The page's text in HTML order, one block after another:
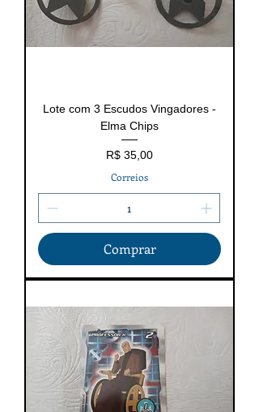
Lote com 3 Escudos Vingadores -
Elma Chips
Preço
R$ 35,00
Correios
Comprar